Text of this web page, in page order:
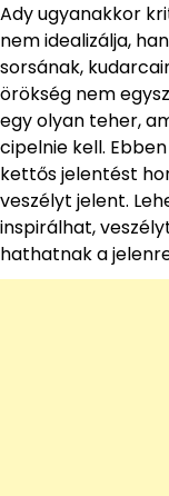
Ady ugyanakkor
nem idealizálja,
sorsának,
örökség nem
egy olyan teher,
cipelnie kell.
kettős jelentést
veszélyt jelent.
inspirálhat,
hathatnak a